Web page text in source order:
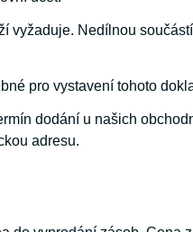
vyžaduje. Nedílnou
pro vystavení tohoto
dodání u našich
adresu.